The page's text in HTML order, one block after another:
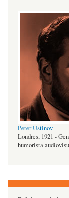
Peter Ustinov
Londres, 1921 -
humorista